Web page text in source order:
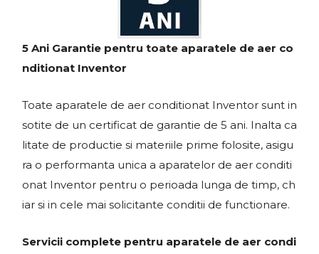
5 Ani Garantie pentru toate aparatele de aer co
nditionat Inventor
Toate aparatele de aer conditionat Inventor sunt in
sotite de un certificat de garantie de 5 ani. Inalta ca
litate de productie si materiile prime folosite, asigu
ra o performanta unica a aparatelor de aer conditi
onat Inventor pentru o perioada lunga de timp, ch
iar si in cele mai solicitante conditii de functionare.
Servicii complete pentru aparatele de aer condi